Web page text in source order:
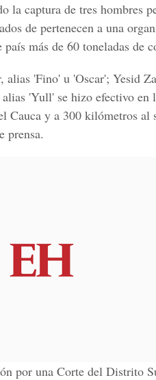
la captura de tres hombres
de pertenecen a una
más de 60 toneladas de
'Fino' u 'Oscar'; Yesid
'Yull' se hizo efectivo en
Cauca y a 300 kilómetros al
prensa.
por una Corte del Distrito